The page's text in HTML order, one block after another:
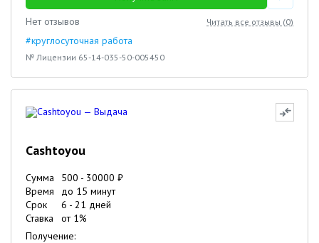
Нет отзывов
Читать все отзывы (0)
#круглосуточная работа
№ Лицензии 65-14-035-50-005450
Cashtoyou
Сумма 500 - 30000 ₽
Время
до 15 минут
Срок
6 - 21 дней
Ставка
от 1%
Получение: